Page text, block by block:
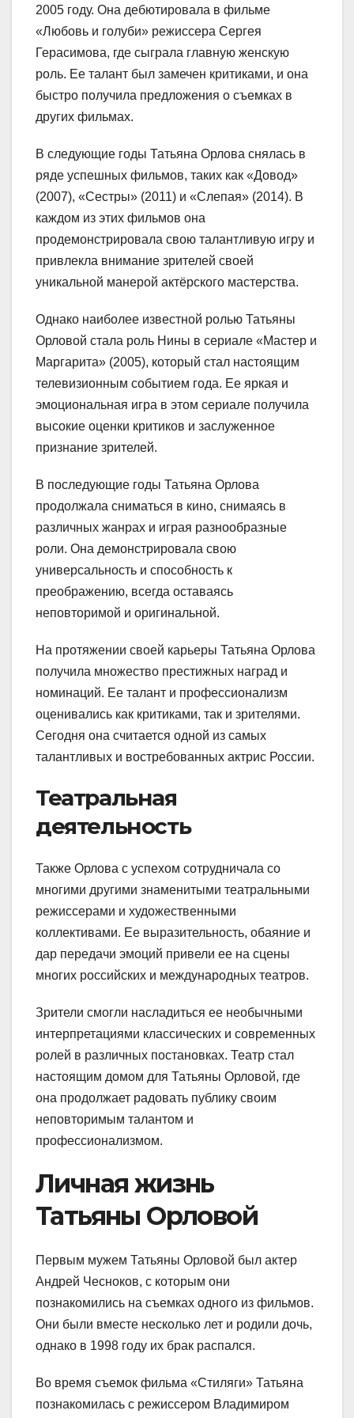
2005 году. Она дебютировала в фильме
«Любовь и голуби» режиссера Сергея
Герасимова, где сыграла главную женскую
роль. Ее талант был замечен критиками, и она
быстро получила предложения о съемках в
других фильмах.
В следующие годы Татьяна Орлова снялась в
ряде успешных фильмов, таких как «Довод»
(2007), «Сестры» (2011) и «Слепая» (2014). В
каждом из этих фильмов она
продемонстрировала свою талантливую игру и
привлекла внимание зрителей своей
уникальной манерой актёрского мастерства.
Однако наиболее известной ролью Татьяны
Орловой стала роль Нины в сериале «Мастер и
Маргарита» (2005), который стал настоящим
телевизионным событием года. Ее яркая и
эмоциональная игра в этом сериале получила
высокие оценки критиков и заслуженное
признание зрителей.
В последующие годы Татьяна Орлова
продолжала сниматься в кино, снимаясь в
различных жанрах и играя разнообразные
роли. Она демонстрировала свою
универсальность и способность к
преображению, всегда оставаясь
неповторимой и оригинальной.
На протяжении своей карьеры Татьяна Орлова
получила множество престижных наград и
номинаций. Ее талант и профессионализм
оценивались как критиками, так и зрителями.
Сегодня она считается одной из самых
талантливых и востребованных актрис России.
Театральная
деятельность
Также Орлова с успехом сотрудничала со
многими другими знаменитыми театральными
режиссерами и художественными
коллективами. Ее выразительность, обаяние и
дар передачи эмоций привели ее на сцены
многих российских и международных театров.
Зрители смогли насладиться ее необычными
интерпретациями классических и современных
ролей в различных постановках. Театр стал
настоящим домом для Татьяны Орловой, где
она продолжает радовать публику своим
неповторимым талантом и
профессионализмом.
Личная жизнь
Татьяны Орловой
Первым мужем Татьяны Орловой был актер
Андрей Чесноков, с которым они
познакомились на съемках одного из фильмов.
Они были вместе несколько лет и родили дочь,
однако в 1998 году их брак распался.
Во время съемок фильма «Стиляги» Татьяна
познакомилась с режиссером Владимиром